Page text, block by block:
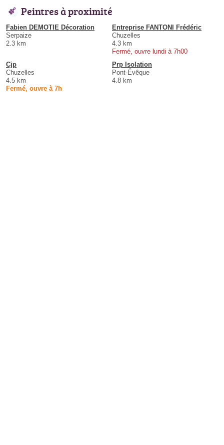
Peintres à proximité
Fabien DEMOTIE Décoration
Serpaize
2.3 km
Entreprise FANTONI Frédéric
Chuzelles
4.3 km
Fermé, ouvre lundi à 7h00
Cjp
Chuzelles
4.5 km
Fermé, ouvre à 7h
Prp Isolation
Pont-Évêque
4.8 km